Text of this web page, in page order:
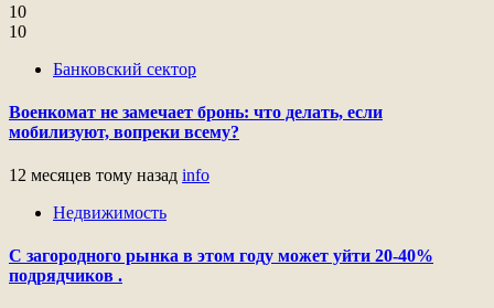
10
10
Банковский сектор
Военкомат не замечает бронь: что делать, если
мобилизуют, вопреки всему?
12 месяцев тому назад info
Недвижимость
С загородного рынка в этом году может уйти 20-40%
подрядчиков .